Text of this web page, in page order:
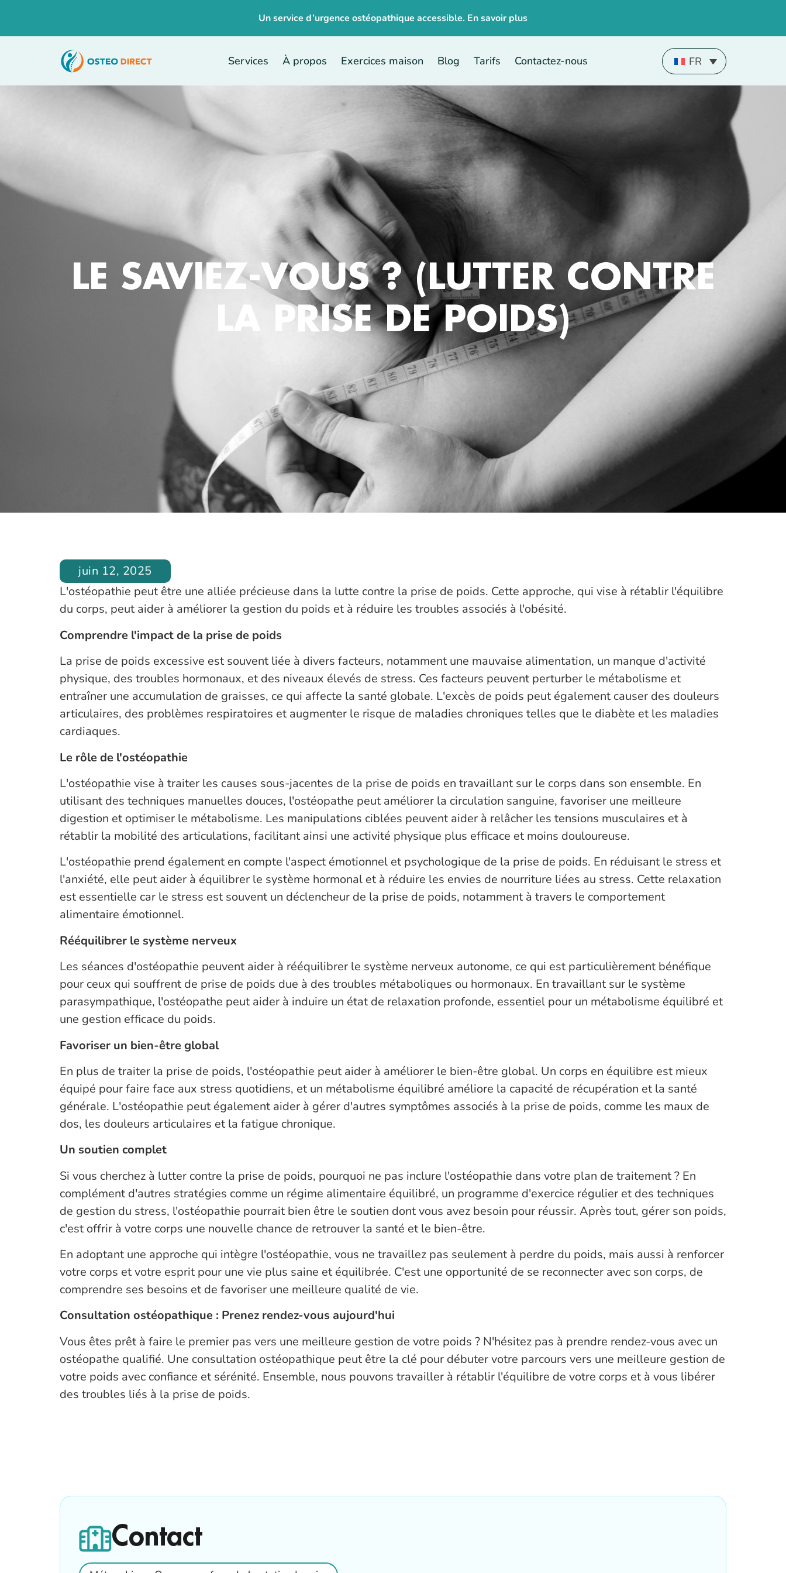
Un service d’urgence ostéopathique accessible. Ensavoir plus
Services À propos Exercices maison Blog Tarifs Contactez-nous FR
LE SAVIEZ-VOUS ? (LUTTER CONTRE
LA PRISE DE POIDS)
juin 12, 2025
L'ostéopathie peut être une alliée précieuse dans la lutte contre la prise de poids. Cette approche, qui vise à rétablir l'équilibre
du corps, peut aider à améliorer la gestion du poids et à réduire les troubles associés à l'obésité.
Comprendre l'impact de la prise de poids
La prise de poids excessive est souvent liée à divers facteurs, notamment une mauvaise alimentation, un manque d'activité
physique, des troubles hormonaux, et des niveaux élevés de stress. Ces facteurs peuvent perturber le métabolisme et
entraîner une accumulation de graisses, ce qui affecte la santé globale. L'excès de poids peut également causer des douleurs
articulaires, des problèmes respiratoires et augmenter le risque de maladies chroniques telles que le diabète et les maladies
cardiaques.
Le rôle de l'ostéopathie
L'ostéopathie vise à traiter les causes sous-jacentes de la prise de poids en travaillant sur le corps dans son ensemble. En
utilisant des techniques manuelles douces, l'ostéopathe peut améliorer la circulation sanguine, favoriser une meilleure
digestion et optimiser le métabolisme. Les manipulations ciblées peuvent aider à relâcher les tensions musculaires et à
rétablir la mobilité des articulations, facilitant ainsi une activité physique plus efficace et moins douloureuse.
L'ostéopathie prend également en compte l'aspect émotionnel et psychologique de la prise de poids. En réduisant le stress et
l'anxiété, elle peut aider à équilibrer le système hormonal et à réduire les envies de nourriture liées au stress. Cette relaxation
est essentielle car le stress est souvent un déclencheur de la prise de poids, notamment à travers le comportement
alimentaire émotionnel.
Rééquilibrer le système nerveux
Les séances d'ostéopathie peuvent aider à rééquilibrer le système nerveux autonome, ce qui est particulièrement bénéfique
pour ceux qui souffrent de prise de poids due à des troubles métaboliques ou hormonaux. En travaillant sur le système
parasympathique, l'ostéopathe peut aider à induire un état de relaxation profonde, essentiel pour un métabolisme équilibré et
une gestion efficace du poids.
Favoriser un bien-être global
En plus de traiter la prise de poids, l'ostéopathie peut aider à améliorer le bien-être global. Un corps en équilibre est mieux
équipé pour faire face aux stress quotidiens, et un métabolisme équilibré améliore la capacité de récupération et la santé
générale. L'ostéopathie peut également aider à gérer d'autres symptômes associés à la prise de poids, comme les maux de
dos, les douleurs articulaires et la fatigue chronique.
Un soutien complet
Si vous cherchez à lutter contre la prise de poids, pourquoi ne pas inclure l'ostéopathie dans votre plan de traitement ? En
complément d'autres stratégies comme un régime alimentaire équilibré, un programme d'exercice régulier et des techniques
de gestion du stress, l'ostéopathie pourrait bien être le soutien dont vous avez besoin pour réussir. Après tout, gérer son poids,
c'est offrir à votre corps une nouvelle chance de retrouver la santé et le bien-être.
En adoptant une approche qui intègre l'ostéopathie, vous ne travaillez pas seulement à perdre du poids, mais aussi à renforcer
votre corps et votre esprit pour une vie plus saine et équilibrée. C'est une opportunité de se reconnecter avec son corps, de
comprendre ses besoins et de favoriser une meilleure qualité de vie.
Consultation ostéopathique : Prenez rendez-vous aujourd'hui
Vous êtes prêt à faire le premier pas vers une meilleure gestion de votre poids ? N'hésitez pas à prendre rendez-vous avec un
ostéopathe qualifié. Une consultation ostéopathique peut être la clé pour débuter votre parcours vers une meilleure gestion de
votre poids avec confiance et sérénité. Ensemble, nous pouvons travailler à rétablir l'équilibre de votre corps et à vous libérer
des troubles liés à la prise de poids.
Contact